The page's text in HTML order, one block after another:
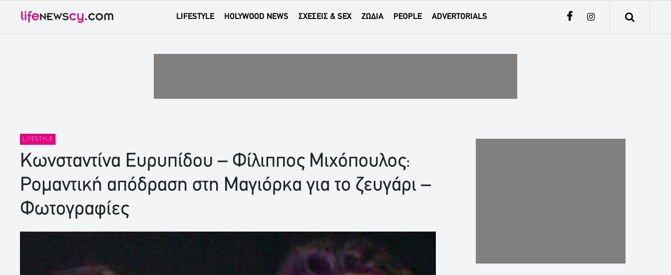
LIFESTYLE HOLYWOOD NEWS ΣΧΕΣΕΙΣ & SEX ΖΩΔΙΑ PEOPLE ADVERTORIALS
LIFESTYLE
Κωνσταντίνα Ευρυπίδου – Φίλιππος Μιχόπουλος:
Ρομαντική απόδραση στη Μαγιόρκα για το ζευγάρι –
Φωτογραφίες